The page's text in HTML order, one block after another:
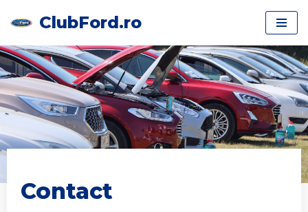
to
content
ClubFord.ro
Contact